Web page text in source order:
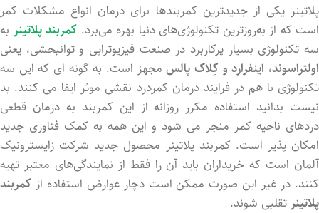
پلاتینر یکی از جدیدترین کمربندها برای درمان انواع مشکلات کمر
است که از به‌روزترین تکنولوژی‌های دنیا بهره می‌برد. کمربند پلاتینر به
سه تکنولوژی بسیار پرکاربرد در صنعت فیزیوتراپی و توانبخشی، یعنی
اولتراسوند، اینفرارد و کِلاک پالس مجهز است. به گونه ای که این سه
تکنولوژی با هم در فرایند درمان کمردرد نقشی موثر ایفا می کنند. بد
نیست بدانید استفاده مکرر روزانه از این کمربند به درمان قطعی
دردهای ناحیه کمر منجر می شود و این همه به کمک فناوری جدید
امکان پذیر است. کمربند پلاتینر محصول جدید شرکت زایسترونیک
آلمان است که خریداران باید آن را فقط از نمایندگی‌های معتبر تهیه
کنند. در غیر این صورت ممکن است دچار عوارض استفاده از کمربند
پلاتینر تقلبی شوند.